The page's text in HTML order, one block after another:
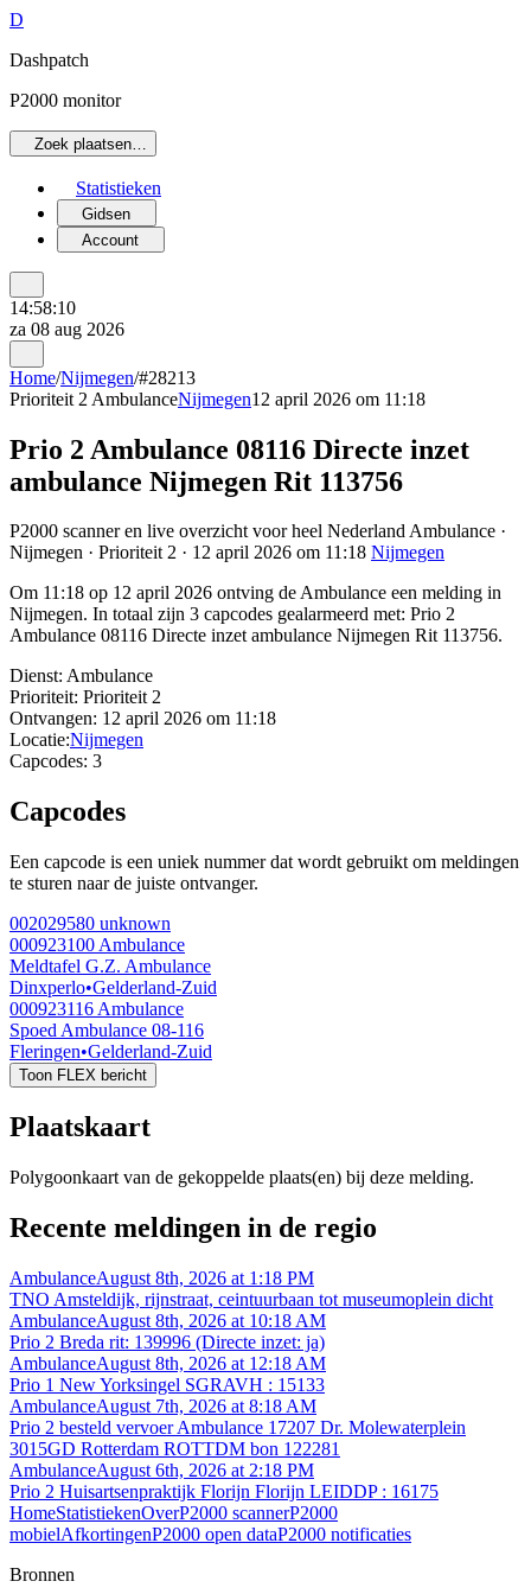
D
Dashpatch
P2000 monitor
Zoek plaatsen…
Statistieken
Gidsen
Account
14:58:10
za 08 aug 2026
Home/Nijmegen/#28213
Prioriteit 2 AmbulanceNijmegen12 april 2026 om 11:18
Prio 2 Ambulance 08116 Directe inzet
ambulance Nijmegen Rit 113756
P2000 scanner en live overzicht voor heel Nederland Ambulance ·
Nijmegen · Prioriteit 2 · 12 april 2026 om 11:18 Nijmegen
Om 11:18 op 12 april 2026 ontving de Ambulance een melding in
Nijmegen. In totaal zijn 3 capcodes gealarmeerd met: Prio 2
Ambulance 08116 Directe inzet ambulance Nijmegen Rit 113756.
Dienst: Ambulance
Prioriteit: Prioriteit 2
Ontvangen: 12 april 2026 om 11:18
Locatie:Nijmegen
Capcodes: 3
Capcodes
Een capcode is een uniek nummer dat wordt gebruikt om meldingen
te sturen naar de juiste ontvanger.
002029580 unknown
000923100 Ambulance
Meldtafel G.Z. Ambulance
Dinxperlo•Gelderland-Zuid
000923116 Ambulance
Spoed Ambulance 08-116
Fleringen•Gelderland-Zuid
Toon FLEX bericht
Plaatskaart
Polygoonkaart van de gekoppelde plaats(en) bij deze melding.
Recente meldingen in de regio
AmbulanceAugust 8th, 2026 at 1:18 PM
TNO Amsteldijk, rijnstraat, ceintuurbaan tot museumoplein dicht
AmbulanceAugust 8th, 2026 at 10:18 AM
Prio 2 Breda rit: 139996 (Directe inzet: ja)
AmbulanceAugust 8th, 2026 at 12:18 AM
Prio 1 New Yorksingel SGRAVH : 15133
AmbulanceAugust 7th, 2026 at 8:18 AM
Prio 2 besteld vervoer Ambulance 17207 Dr. Molewaterplein
3015GD Rotterdam ROTTDM bon 122281
AmbulanceAugust 6th, 2026 at 2:18 PM
Prio 2 Huisartsenpraktijk Florijn Florijn LEIDDP : 16175
HomeStatistiekenOverP2000 scannerP2000
mobielAfkortingenP2000 open dataP2000 notificaties
Bronnen